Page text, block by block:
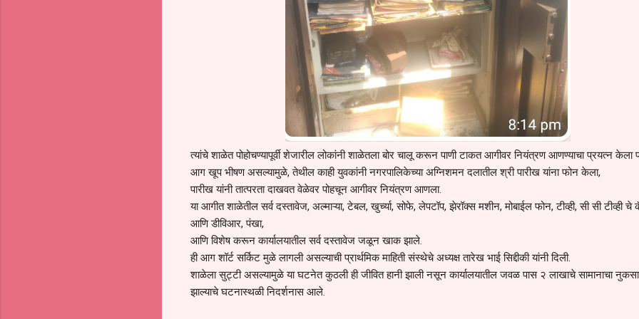
त्यांचे शाळेत पोहोचण्यापूर्वी शेजारील लोकांनी शाळेतला बोर चालू करून पाणी टाकत आगीवर नियंत्रण आणण्याचा प्रयत्न केला
आग खूप भीषण असल्यामुळे, तेथील काही युवकांनी नगरपालिकेच्या अग्निशमन दलातील श्री पारीख यांना फोन केला,
पारीख यांनी तात्परता दाखवत वेळेवर पोहचून आगीवर नियंत्रण आणला.
या आगीत शाळेतील सर्व दस्तावेज, अल्माऱ्या, टेबल, खुर्च्या, सोफे, लेपटॉप, झेरॉक्स मशीन, मोबाईल फोन, टीव्ही, सी सी टीव्ही चे
आणि डीविआर, पंखा,
आणि विशेष करून कार्यालयातील सर्व दस्तावेज जळून खाक झाले.
ही आग शॉर्ट सर्किट मुळे लागली असल्याची प्रार्थमिक माहिती संस्थेचे अध्यक्ष तारेख भाई सिद्दीकी यांनी दिली.
शाळेला सुट्टी असल्यामुळे या घटनेत कुठली ही जीवित हानी झाली नसून कार्यालयातील जवळ पास २ लाखाचे सामानाचा
झाल्याचे घटनास्थळी निदर्शनास आले.